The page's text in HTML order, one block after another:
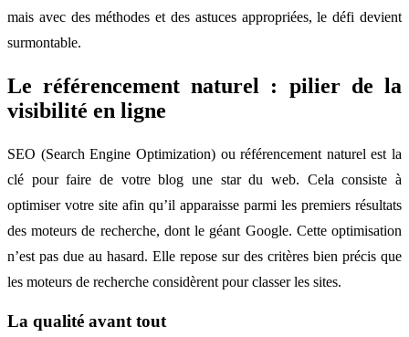
mais avec des méthodes et des astuces appropriées, le défi devient
surmontable.
Le référencement naturel : pilier de la
visibilité en ligne
SEO (Search Engine Optimization) ou référencement naturel est la
clé pour faire de votre blog une star du web. Cela consiste à
optimiser votre site afin qu’il apparaisse parmi les premiers résultats
des moteurs de recherche, dont le géant Google. Cette optimisation
n’est pas due au hasard. Elle repose sur des critères bien précis que
les moteurs de recherche considèrent pour classer les sites.
La qualité avant tout